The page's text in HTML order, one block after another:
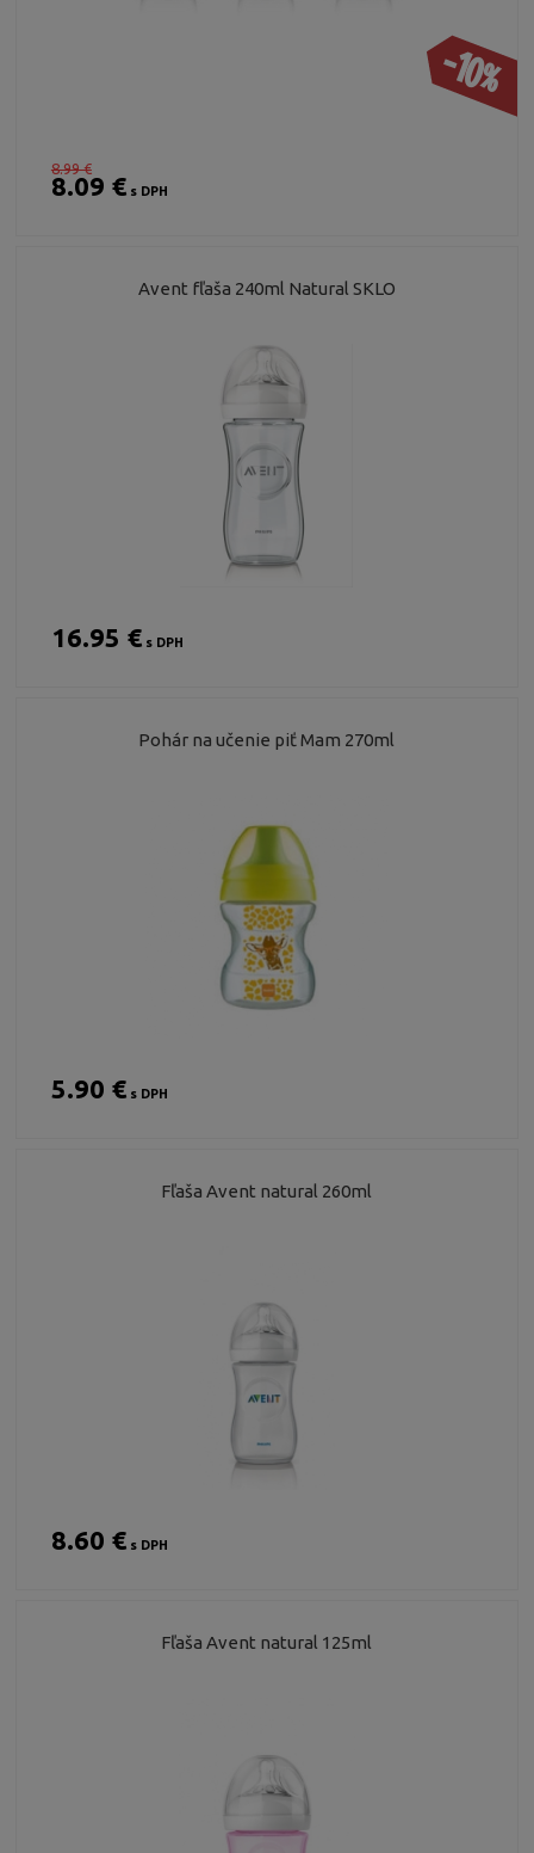
-10%
8.99 €
8.09 €s DPH
Avent fľaša 240ml Natural SKLO
16.95 €s DPH
Pohár na učenie piť Mam 270ml
5.90 €s DPH
Fľaša Avent natural 260ml
8.60 €s DPH
Fľaša Avent natural 125ml